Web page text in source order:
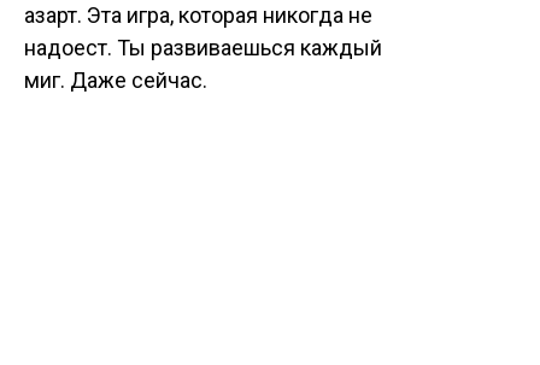
азарт. Эта игра, которая никогда не
надоест. Ты развиваешься каждый
миг. Даже сейчас.